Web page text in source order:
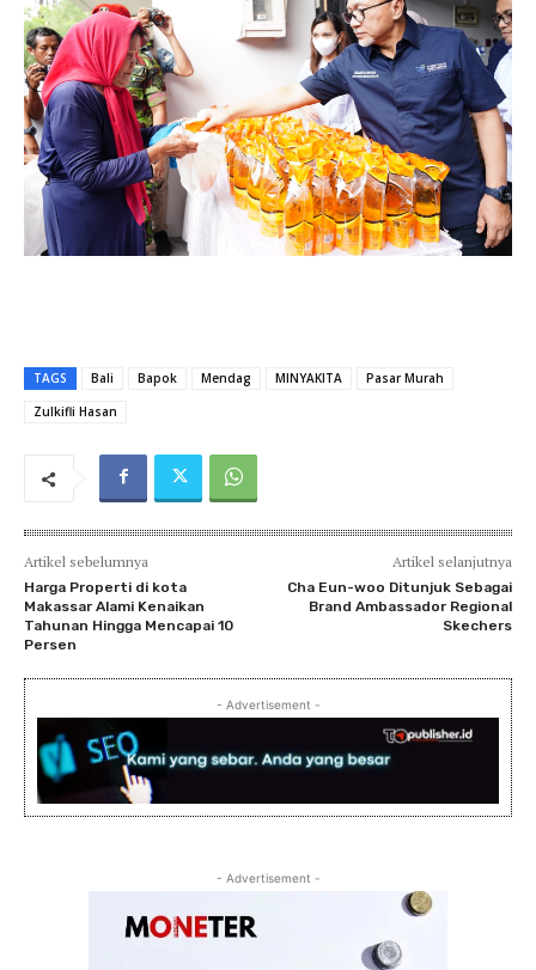
TAGS Bali Bapok Mendag MINYAKITA
Pasar Murah
Zulkifli Hasan
Artikel sebelumnya
Harga Properti di kota
Makassar Alami Kenaikan
Tahunan Hingga Mencapai 10
Persen
Artikel selanjutnya
Cha Eun-woo Ditunjuk Sebagai
Brand Ambassador Regional
Skechers
- Advertisement -
- Advertisement -